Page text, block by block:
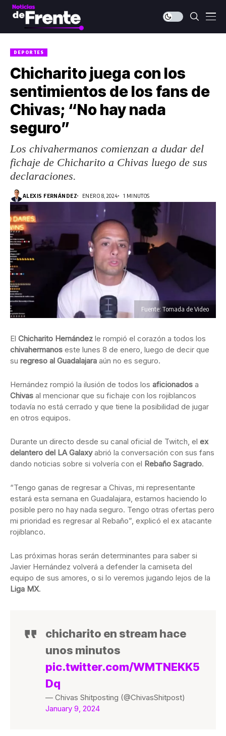
DEPORTES
Chicharito juega con los
sentimientos de los fans de
Chivas; “No hay nada
seguro”
Los chivahermanos comienzan a dudar del
fichaje de Chicharito a Chivas luego de sus
declaraciones.
ALEXIS FERNÁNDEZ ENERO 8, 2024 1 MINUTOS
Fuente: Tomada de Video
El Chicharito Hernández le rompió el corazón a todos los
chivahermanos este lunes 8 de enero, luego de decir que
su regreso al Guadalajara aún no es seguro.
Hernández rompió la ilusión de todos los aficionados a
Chivas al mencionar que su fichaje con los rojiblancos
todavía no está cerrado y que tiene la posibilidad de jugar
en otros equipos.
Durante un directo desde su canal oficial de Twitch, el ex
delantero del LA Galaxyabrió la conversación con sus fans
dando noticias sobre si volvería con el Rebaño Sagrado.
“Tengo ganas de regresar a Chivas, mi representante
estará esta semana en Guadalajara, estamos haciendo lo
posible pero no hay nada seguro. Tengo otras ofertas pero
mi prioridad es regresar al Rebaño”, explicó el ex atacante
rojiblanco.
Las próximas horas serán determinantes para saber si
Javier Hernández volverá a defender la camiseta del
equipo de sus amores, o si lo veremos jugando lejos de la
Liga MX.
chicharito en stream hace
unos minutos
pic.twitter.com/WMTNEKK5
Dq
— Chivas Shitposting (@ChivasShitpost)
January 9, 2024